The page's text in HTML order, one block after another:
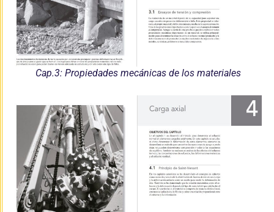
Cap.3: Propiedades mecánicas de los materiales